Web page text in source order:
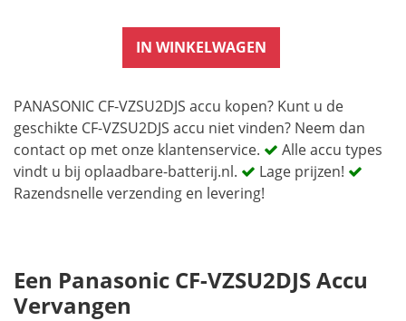
IN WINKELWAGEN
PANASONIC CF-VZSU2DJS accu kopen? Kunt u de
geschikte CF-VZSU2DJS accu niet vinden? Neem dan
contact op met onze klantenservice.
Alle accu types
vindt u bij oplaadbare-batterij.nl.
Lage prijzen!
Razendsnelle verzending en levering!
Een Panasonic CF-VZSU2DJS Accu
Vervangen